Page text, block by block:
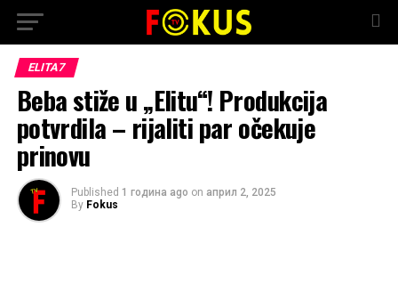
ELITA7
Beba stiže u „Elitu“! Produkcija
potvrdila – rijaliti par očekuje
prinovu
Published 1 година ago on април 2, 2025
By Fokus